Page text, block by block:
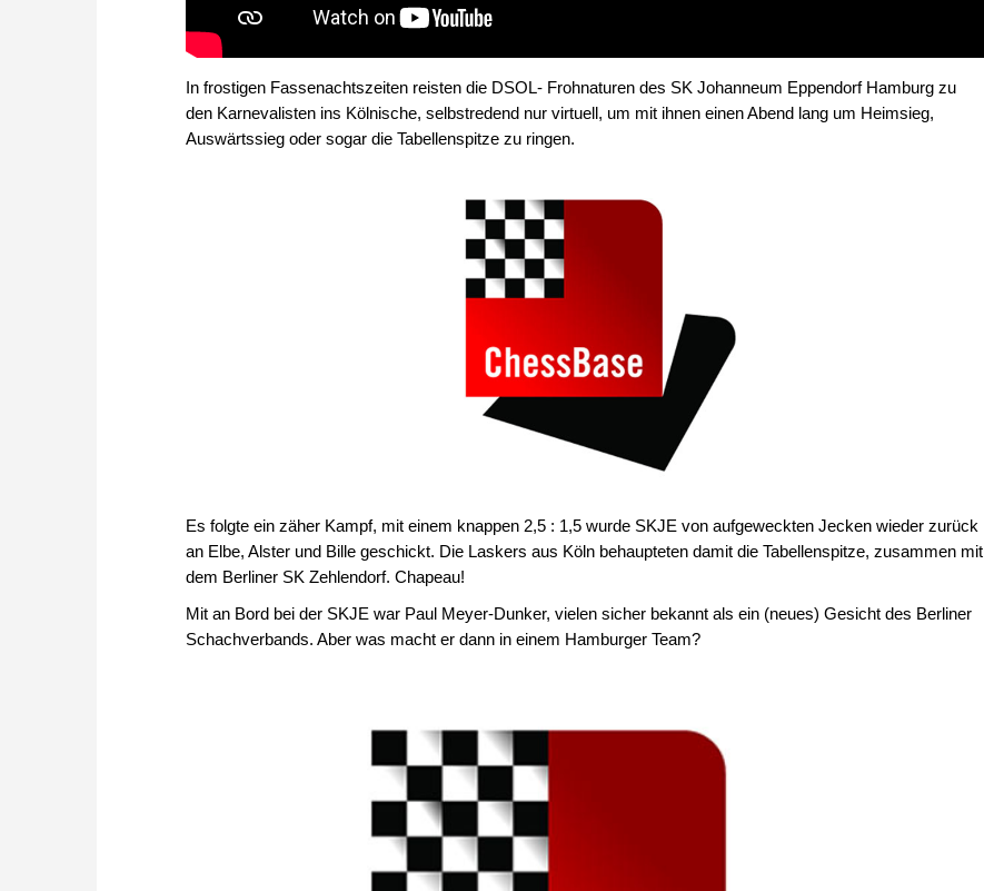
In frostigen Fassenachtszeiten reisten die DSOL- Frohnaturen des SK Johanneum Eppendorf Hamburg zu
den Karnevalisten ins Kölnische, selbstredend nur virtuell, um mit ihnen einen Abend lang um Heimsieg,
Auswärtssieg oder sogar die Tabellenspitze zu ringen.
Es folgte ein zäher Kampf, mit einem knappen 2,5 : 1,5 wurde SKJE von aufgeweckten Jecken wieder zurück
an Elbe, Alster und Bille geschickt. Die Laskers aus Köln behaupteten damit die Tabellenspitze, zusammen mit
dem Berliner SK Zehlendorf. Chapeau!
Mit an Bord bei der SKJE war Paul Meyer-Dunker, vielen sicher bekannt als ein (neues) Gesicht des Berliner
Schachverbands. Aber was macht er dann in einem Hamburger Team?